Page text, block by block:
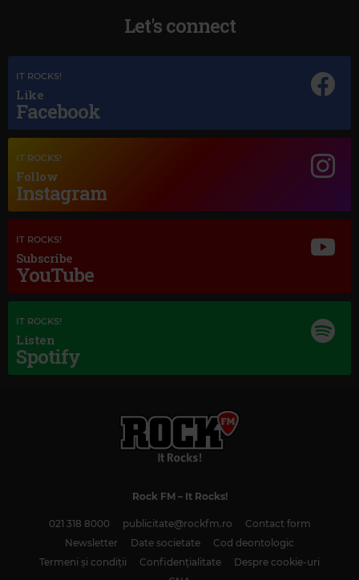
Magic Jazz
ETTA JAMES
GUSTAV HOLST–THE PLANETS, OP. 32: IV. JUPITER, THE BRINGER OF
Let's connect
IT ROCKS!
Like
Facebook
IT ROCKS!
Follow
Instagram
IT ROCKS!
Subscribe
YouTube
IT ROCKS!
Listen
Spotify
Rock FM– It Rocks!
021 318 8000 publicitate@rockfm.ro
Contact form
Newsletter
Date societate
Cod deontologic
Termeni și condiții
Confidențialitate
Despre cookie-uri